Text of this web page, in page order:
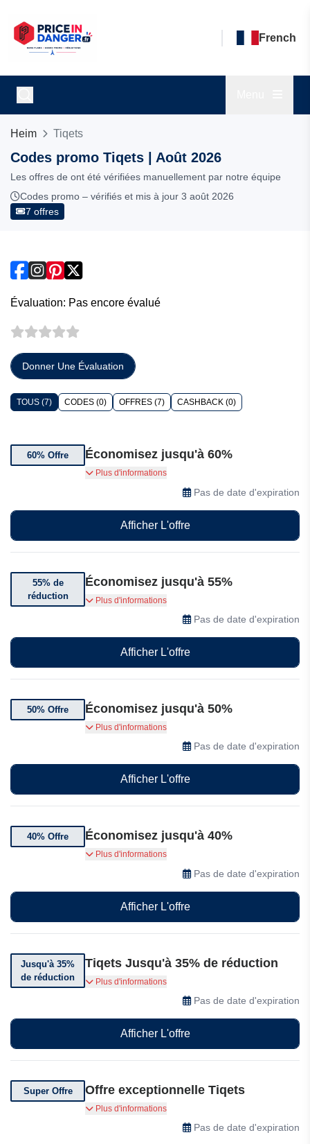
French
Heim Tiqets
Codes promo Tiqets | Août 2026
Les offres de ont été vérifiées manuellement par notre équipe
Codes promo – vérifiés et mis à jour 3 août 2026
7 offres
Évaluation: Pas encore évalué
Donner Une Évaluation
TOUS (7) CODES (0) OFFRES (7) CASHBACK (0)
60% Offre Économisez jusqu'à 60%
Jusqu'à 60% de réduction sur les billets
Plus d'informations
Pas de date d'expiration
Afficher L'offre
55% de
réduction
Économisez jusqu'à 55%
Bénéficiez jusqu'à 55% de réduction chez Tiqets
Plus d'informations
Pas de date d'expiration
Afficher L'offre
50% Offre Économisez jusqu'à 50%
Économisez jusqu'à 50% sur une sélection de
Plus d'informations
Pas de date d'expiration
Afficher L'offre
40% Offre Économisez jusqu'à 40%
Obtenez jusqu'à 40% de réduction sur la
Sagrada Familia de BARCELONE
Plus d'informations
Pas de date d'expiration
Afficher L'offre
Jusqu'à 35%
de réduction
Tiqets Jusqu'à 35% de réduction
Obtenez jusqu'à 35% de réduction sur les
voyages dans le monde entier avec Tiqets.
Plus d'informations
Pas de date d'expiration
Afficher L'offre
Super Offre Offre exceptionnelle Tiqets
Profitez d'offres exceptionnelles chez Tiqets
Plus d'informations
Pas de date d'expiration